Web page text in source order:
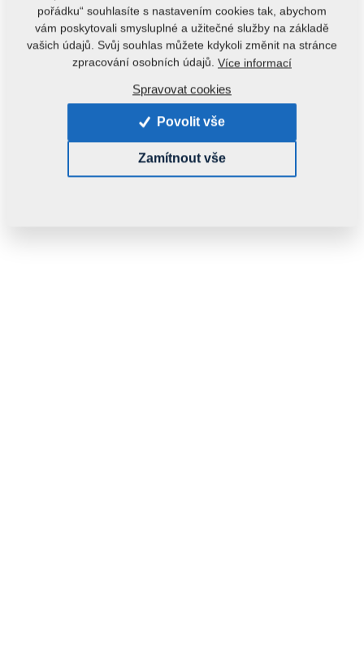
Kód produktu: VZ00004544
Původní katalogové číslo:
9000248
Tento díl je použitelný i pro následující stroje:
Hmotnost: 15,7820 kg
pořádku“ souhlasíte s nastavením cookies tak, abychom
vám poskytovali smysluplné a užitečné služby na základě
vašich údajů. Svůj souhlas můžete kdykoli změnit na stránce
zpracování osobních údajů. Více informací
Spravovat cookies
Povolit vše
Zamítnout vše